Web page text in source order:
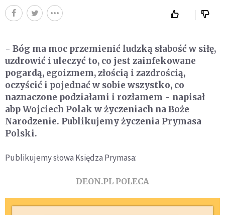
- Bóg ma moc przemienić ludzką słabość w siłę,
uzdrowić i uleczyć to, co jest zainfekowane
pogardą, egoizmem, złością i zazdrością,
oczyścić i pojednać w sobie wszystko, co
naznaczone podziałami i rozłamem - napisał
abp Wojciech Polak w życzeniach na Boże
Narodzenie. Publikujemy życzenia Prymasa
Polski.
Publikujemy słowa Księdza Prymasa:
DEON.PL POLECA